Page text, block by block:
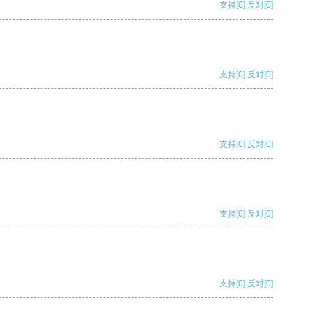
支持[0] 反对[0]
支持[0] 反对[0]
支持[0] 反对[0]
支持[0] 反对[0]
支持[0] 反对[0]